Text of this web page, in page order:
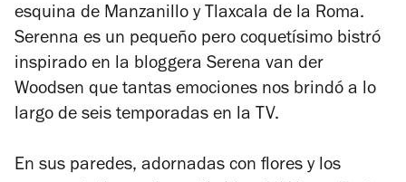
esquina de Manzanillo y Tlaxcala de la Roma.
Serenna es un pequeño pero coquetísimo bistró
inspirado en la bloggera Serena van der
Woodsen que tantas emociones nos brindó a lo
largo de seis temporadas en la TV.
En sus paredes, adornadas con flores y los